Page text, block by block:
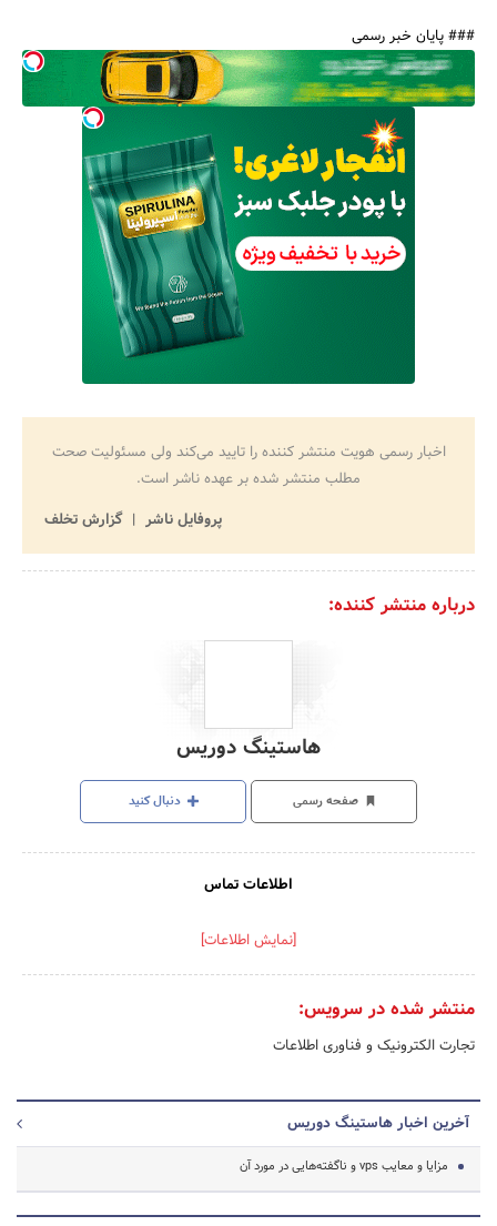
### پایان خبر رسمی
اخبار رسمی هویت منتشر کننده را تایید می‌کند ولی مسئولیت صحت
مطلب منتشر شده بر عهده ناشر است.
پروفایل ناشر
گزارش تخلف
درباره منتشر کننده:
هاستینگ دوریس
صفحه رسمی دنبال کنید
اطلاعات تماس
[نمایش اطلاعات]
منتشر شده در سرویس:
تجارت الکترونیک و فناوری اطلاعات
آخرین اخبار هاستینگ دوریس
مزایا و معایب vps و ناگفته‌هایی در مورد آن